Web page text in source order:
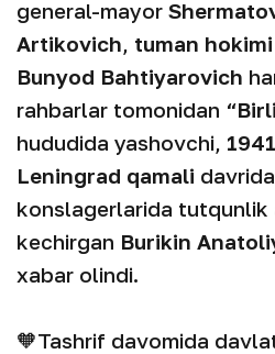
general-mayor
Artikovich, tuman
Bunyod Bahtiyarovich
rahbarlar tomonidan
hududida yashovchi,
Leningrad qamali
konslagerlarida tutqunlik
kechirgan Burikin
xabar olindi.
🧡Tashrif davomida